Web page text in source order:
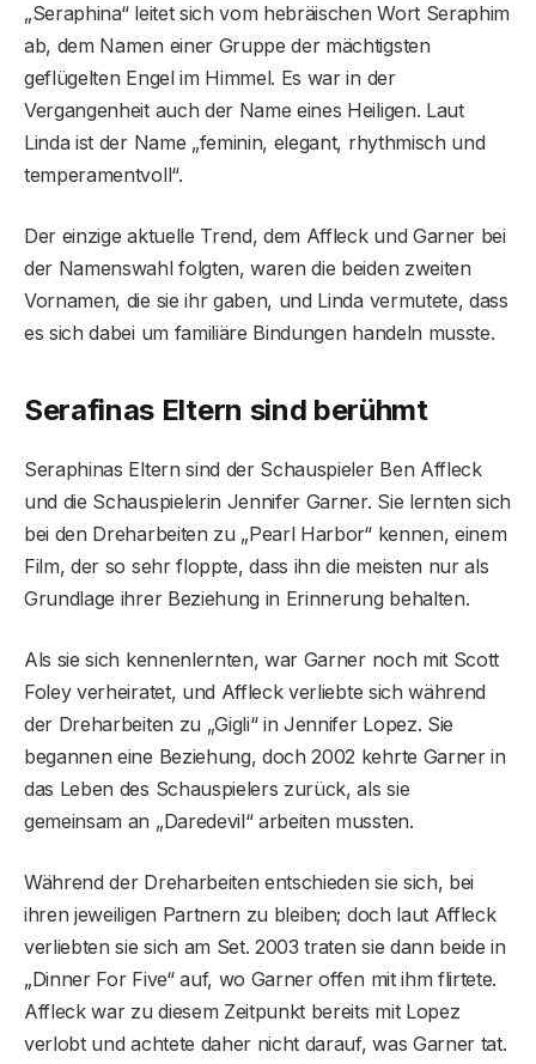
„Seraphina“ leitet sich vom hebräischen Wort Seraphim
ab, dem Namen einer Gruppe der mächtigsten
geflügelten Engel im Himmel. Es war in der
Vergangenheit auch der Name eines Heiligen. Laut
Linda ist der Name „feminin, elegant, rhythmisch und
temperamentvoll“.
Der einzige aktuelle Trend, dem Affleck und Garner bei
der Namenswahl folgten, waren die beiden zweiten
Vornamen, die sie ihr gaben, und Linda vermutete, dass
es sich dabei um familiäre Bindungen handeln musste.
Serafinas Eltern sind berühmt
Seraphinas Eltern sind der Schauspieler Ben Affleck
und die Schauspielerin Jennifer Garner. Sie lernten sich
bei den Dreharbeiten zu „Pearl Harbor“ kennen, einem
Film, der so sehr floppte, dass ihn die meisten nur als
Grundlage ihrer Beziehung in Erinnerung behalten.
Als sie sich kennenlernten, war Garner noch mit Scott
Foley verheiratet, und Affleck verliebte sich während
der Dreharbeiten zu „Gigli“ in Jennifer Lopez. Sie
begannen eine Beziehung, doch 2002 kehrte Garner in
das Leben des Schauspielers zurück, als sie
gemeinsam an „Daredevil“ arbeiten mussten.
Während der Dreharbeiten entschieden sie sich, bei
ihren jeweiligen Partnern zu bleiben; doch laut Affleck
verliebten sie sich am Set. 2003 traten sie dann beide in
„Dinner For Five“ auf, wo Garner offen mit ihm flirtete.
Affleck war zu diesem Zeitpunkt bereits mit Lopez
verlobt und achtete daher nicht darauf, was Garner tat.